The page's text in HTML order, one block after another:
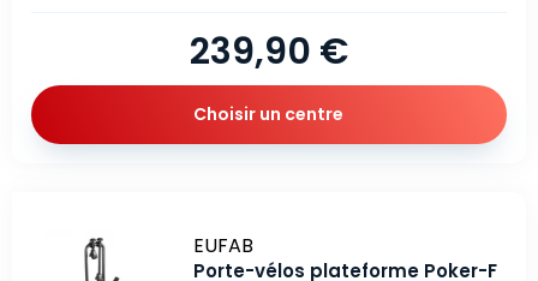
239,90 €
Choisir un centre
Marque
EUFAB
Porte-vélos plateforme Poker-F